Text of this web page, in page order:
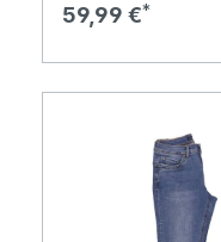
Regulärer Preis:
59,99 €